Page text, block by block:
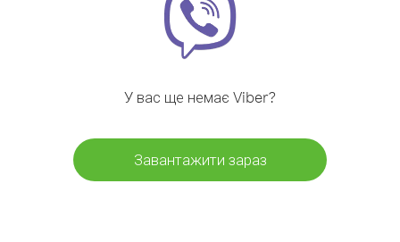
У вас ще немає Viber?
Завантажити зараз